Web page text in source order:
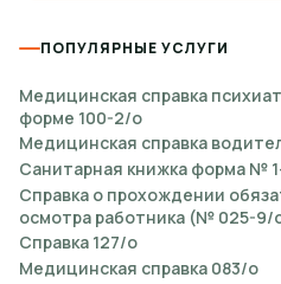
ПОПУЛЯРНЫЕ УСЛУГИ
Медицинская справка
форме 100-2/о
Медицинская справка
Санитарная книжка форма №
Справка о прохождении
осмотра работника (№ 025-9/
Справка 127/о
Медицинская справка 083/о